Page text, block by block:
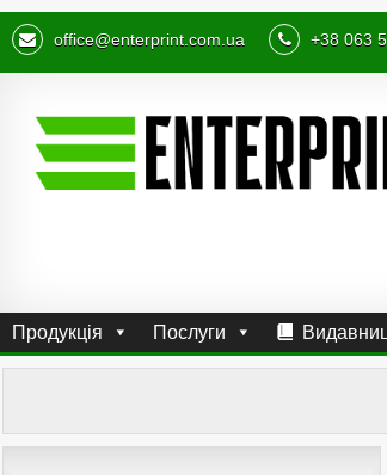
office@enterprint.com.ua +38 063
Продукція Послуги